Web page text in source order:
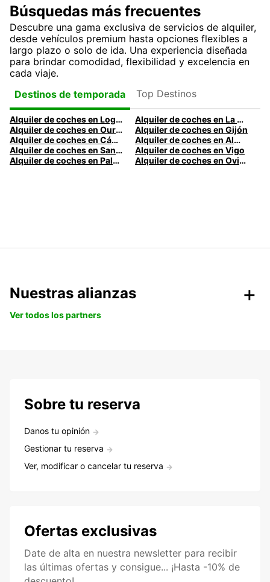
Búsquedas más frecuentes
Descubre una gama exclusiva de servicios de alquiler,
desde vehículos premium hasta opciones flexibles a
largo plazo o solo de ida. Una experiencia diseñada
para brindar comodidad, flexibilidad y excelencia en
cada viaje.
Destinos de temporada
Top Destinos
Alquiler de coches en Logroño
Alquiler de coches en La Coruña
Alquiler de coches en Ourense
Alquiler de coches en Gijón
Alquiler de coches en Cádiz
Alquiler de coches en Almería
Alquiler de coches en Santander
Alquiler de coches en Vigo
Alquiler de coches en Palma
Alquiler de coches en Oviedo
Nuestras alianzas
Ver todos los partners
Sobre tu reserva
Danos tu opinión
Gestionar tu reserva
Ver, modificar o cancelar tu reserva
Ofertas exclusivas
Date de alta en nuestra newsletter para recibir
las últimas ofertas y consigue... ¡Hasta -10% de